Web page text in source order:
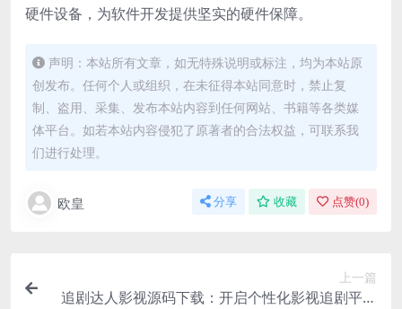
硬件设备，为软件开发提供坚实的硬件保障。
声明：本站所有文章，如无特殊说明或标注，均为本站原
创发布。任何个人或组织，在未征得本站同意时，禁止复
制、盗用、采集、发布本站内容到任何网站、书籍等各类媒
体平台。如若本站内容侵犯了原著者的合法权益，可联系我
们进行处理。
欧皇 分享 收藏 点赞(0)
上一篇
追剧达人影视源码下载：开启个性化影视追剧平台